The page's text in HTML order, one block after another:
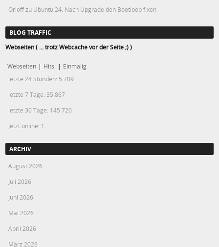
Orloffzu Ubuntu 24: Nach Upgrade den Bootloop fixen
BLOG TRAFFIC
Webseiten ( ... trotz Webcache vor der Seite ;) )
Webseiten | Hits | Einmalig
letzte 24 Stunden: 5.709
letzte 7 Tage: 35.867
letzte 30 Tage: 145.720
Jetzt online: 1
ARCHIV
August 2026
Juli 2026
Juni 2026
Mai 2026
April 2026
März 2026